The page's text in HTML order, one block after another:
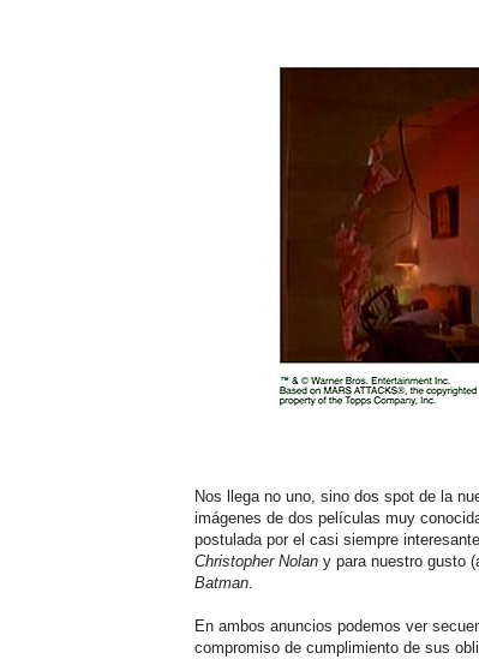
Nos llega no uno, sino dos spot de la
imágenes de dos películas muy
postulada por el casi siempre interesante
Christopher Nolan y para nuestro gusto
Batman.
En ambos anuncios podemos ver
compromiso de cumplimiento de sus